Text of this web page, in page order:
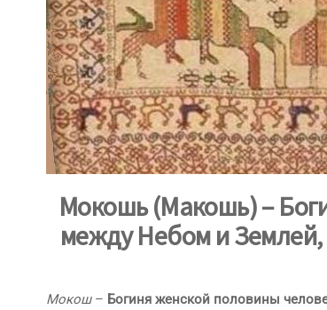
Мокошь (Макошь) –
между Небом и
Мокош– Богиня женской половины